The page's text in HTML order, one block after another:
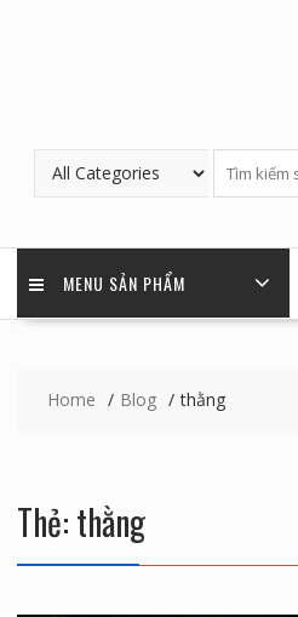
MENU SẢN PHẨM
Home Blog thằng
Thẻ:thằng